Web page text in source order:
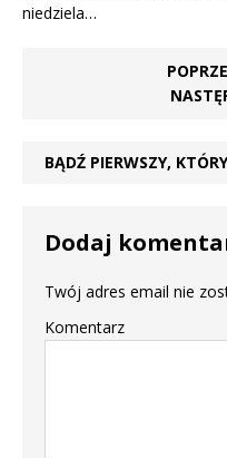
niedziela…
BĄDŹ PIERWSZY,
Dodaj
Twój adres email nie
Komentarz